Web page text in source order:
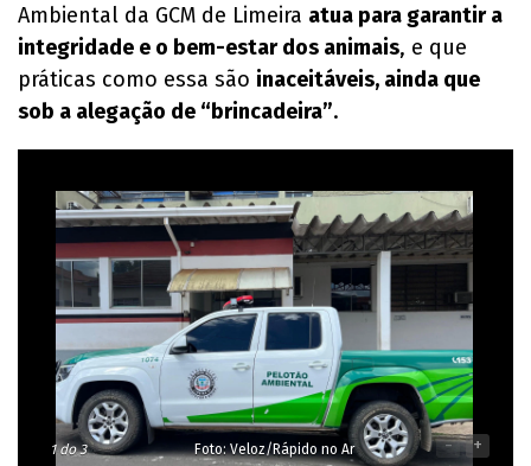
Ambiental da GCM de Limeira atua para garantir a
integridade e o bem-estar dos animais, e que
práticas como essa são inaceitáveis, ainda que
sob a alegação de “brincadeira”.
1do 3 Foto: Veloz/Rápido no Ar - +